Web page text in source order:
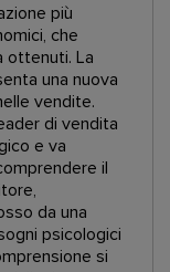
più
che
ottenuti. La
una nuova
vendite.
di vendita
e va
il
da una
psicologici
si